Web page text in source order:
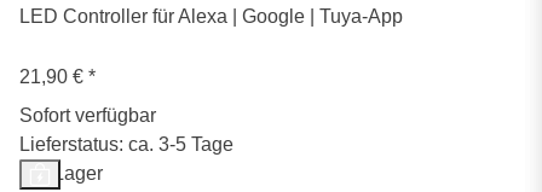
LED Controller für Alexa | Google | Tuya-App
21,90 € *
Sofort verfügbar
Lieferstatus: ca. 3-5 Tage
Auf Lager